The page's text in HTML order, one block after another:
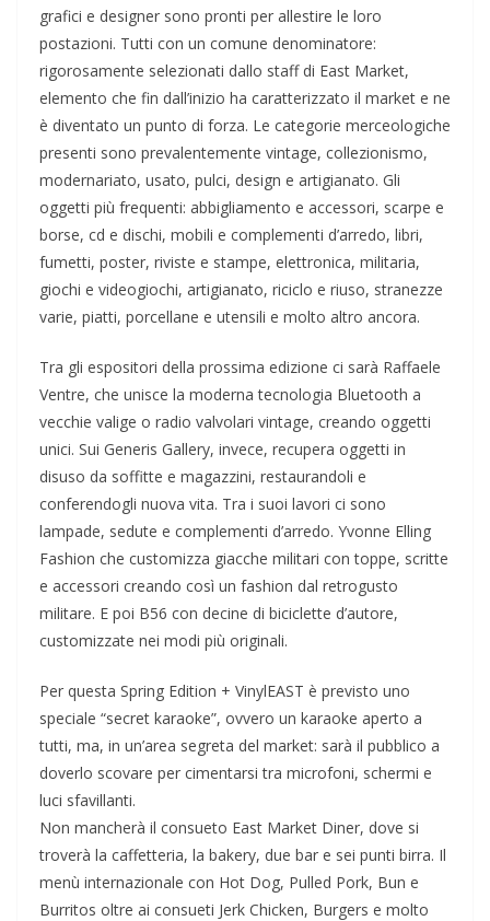
grafici e designer sono pronti per allestire le loro
postazioni. Tutti con un comune denominatore:
rigorosamente selezionati dallo staff di East Market,
elemento che fin dall’inizio ha caratterizzato il market e ne
è diventato un punto di forza. Le categorie merceologiche
presenti sono prevalentemente vintage, collezionismo,
modernariato, usato, pulci, design e artigianato. Gli
oggetti più frequenti: abbigliamento e accessori, scarpe e
borse, cd e dischi, mobili e complementi d’arredo, libri,
fumetti, poster, riviste e stampe, elettronica, militaria,
giochi e videogiochi, artigianato, riciclo e riuso, stranezze
varie, piatti, porcellane e utensili e molto altro ancora.
Tra gli espositori della prossima edizione ci sarà Raffaele
Ventre, che unisce la moderna tecnologia Bluetooth a
vecchie valige o radio valvolari vintage, creando oggetti
unici. Sui Generis Gallery, invece, recupera oggetti in
disuso da soffitte e magazzini, restaurandoli e
conferendogli nuova vita. Tra i suoi lavori ci sono
lampade, sedute e complementi d’arredo. Yvonne Elling
Fashion che customizza giacche militari con toppe, scritte
e accessori creando così un fashion dal retrogusto
militare. E poi B56 con decine di biciclette d’autore,
customizzate nei modi più originali.
Per questa Spring Edition + VinylEAST è previsto uno
speciale “secret karaoke”, ovvero un karaoke aperto a
tutti, ma, in un’area segreta del market: sarà il pubblico a
doverlo scovare per cimentarsi tra microfoni, schermi e
luci sfavillanti.
Non mancherà il consueto East Market Diner, dove si
troverà la caffetteria, la bakery, due bar e sei punti birra. Il
menù internazionale con Hot Dog, Pulled Pork, Bun e
Burritos oltre ai consueti Jerk Chicken, Burgers e molto